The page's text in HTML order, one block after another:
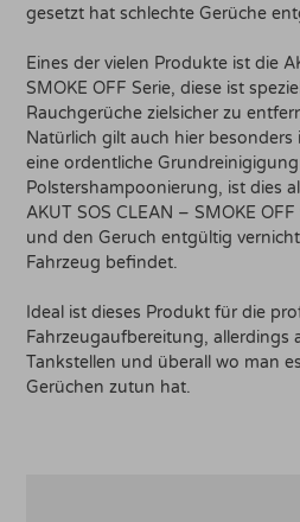
gesetzt hat schlechte Gerüche
Eines der vielen Produkte ist die
SMOKE OFF Serie, diese ist
Rauchgerüche zielsicher zu
Natürlich gilt auch hier
eine ordentliche
Polstershampoonierung, ist dies
AKUT SOS CLEAN – SMOKE
und den Geruch entgültig
Fahrzeug befindet.
Ideal ist dieses Produkt für die
Fahrzeugaufbereitung, allerdings
Tankstellen und überall wo man
Gerüchen zutun hat.